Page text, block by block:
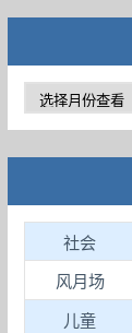
社会
风月场
儿童